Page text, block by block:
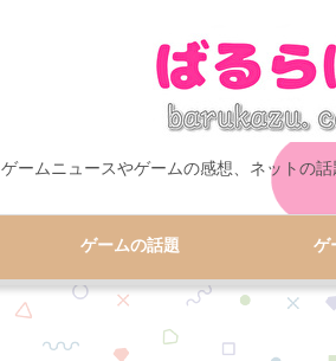
ゲームニュースやゲームの感想、ネットの
ゲームの話題 ゲ